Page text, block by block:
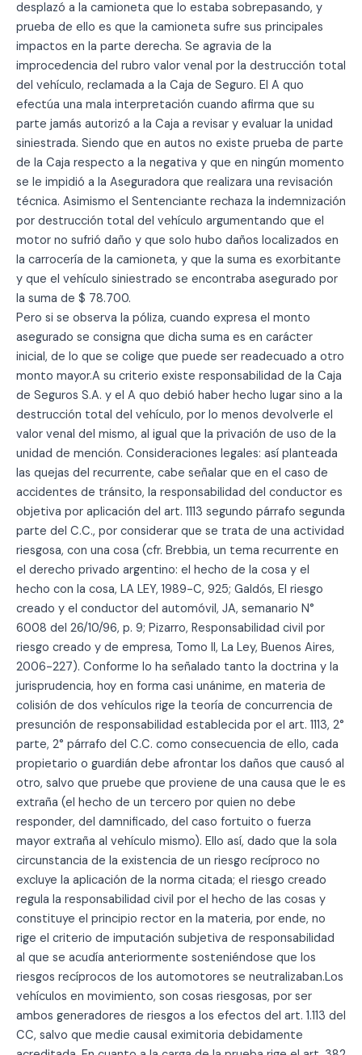
desplazó a la camioneta que lo estaba sobrepasando, y
prueba de ello es que la camioneta sufre sus principales
impactos en la parte derecha. Se agravia de la
improcedencia del rubro valor venal por la destrucción total
del vehículo, reclamada a la Caja de Seguro. El A quo
efectúa una mala interpretación cuando afirma que su
parte jamás autorizó a la Caja a revisar y evaluar la unidad
siniestrada. Siendo que en autos no existe prueba de parte
de la Caja respecto a la negativa y que en ningún momento
se le impidió a la Aseguradora que realizara una revisación
técnica. Asimismo el Sentenciante rechaza la indemnización
por destrucción total del vehículo argumentando que el
motor no sufrió daño y que solo hubo daños localizados en
la carrocería de la camioneta, y que la suma es exorbitante
y que el vehículo siniestrado se encontraba asegurado por
la suma de $ 78.700.
Pero si se observa la póliza, cuando expresa el monto
asegurado se consigna que dicha suma es en carácter
inicial, de lo que se colige que puede ser readecuado a otro
monto mayor.A su criterio existe responsabilidad de la Caja
de Seguros S.A. y el A quo debió haber hecho lugar sino a la
destrucción total del vehículo, por lo menos devolverle el
valor venal del mismo, al igual que la privación de uso de la
unidad de mención. Consideraciones legales: así planteada
las quejas del recurrente, cabe señalar que en el caso de
accidentes de tránsito, la responsabilidad del conductor es
objetiva por aplicación del art. 1113 segundo párrafo segunda
parte del C.C., por considerar que se trata de una actividad
riesgosa, con una cosa (cfr. Brebbia, un tema recurrente en
el derecho privado argentino: el hecho de la cosa y el
hecho con la cosa, LA LEY, 1989-C, 925; Galdós, El riesgo
creado y el conductor del automóvil, JA, semanario N°
6008 del 26/10/96, p. 9; Pizarro, Responsabilidad civil por
riesgo creado y de empresa, Tomo II, La Ley, Buenos Aires,
2006-227). Conforme lo ha señalado tanto la doctrina y la
jurisprudencia, hoy en forma casi unánime, en materia de
colisión de dos vehículos rige la teoría de concurrencia de
presunción de responsabilidad establecida por el art. 1113, 2°
parte, 2° párrafo del C.C. como consecuencia de ello, cada
propietario o guardián debe afrontar los daños que causó al
otro, salvo que pruebe que proviene de una causa que le es
extraña (el hecho de un tercero por quien no debe
responder, del damnificado, del caso fortuito o fuerza
mayor extraña al vehículo mismo). Ello así, dado que la sola
circunstancia de la existencia de un riesgo recíproco no
excluye la aplicación de la norma citada; el riesgo creado
regula la responsabilidad civil por el hecho de las cosas y
constituye el principio rector en la materia, por ende, no
rige el criterio de imputación subjetiva de responsabilidad
al que se acudía anteriormente sosteniéndose que los
riesgos recíprocos de los automotores se neutralizaban.Los
vehículos en movimiento, son cosas riesgosas, por ser
ambos generadores de riesgos a los efectos del art. 1.113 del
CC, salvo que medie causal eximitoria debidamente